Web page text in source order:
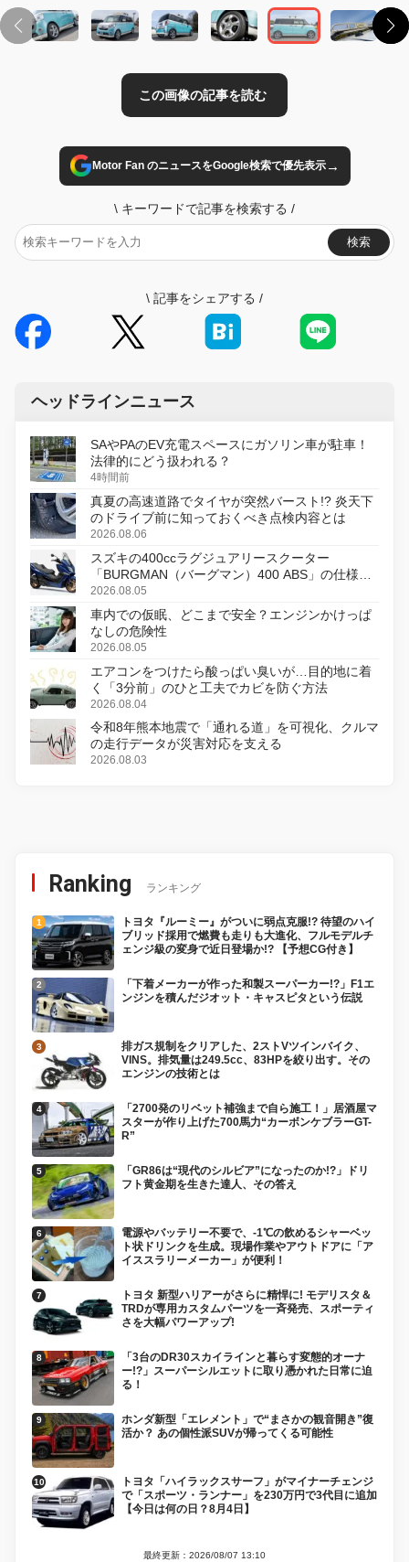
Motor Fan のニュースをGoogle検索で優先表示→
\ キーワードで記事を検索する /
検索
\ 記事をシェアする /
ヘッドラインニュース
SAやPAのEV充電スペースにガソリン車が駐車！
法律的にどう扱われる？
4時間前
真夏の高速道路でタイヤが突然バースト!? 炎天下
のドライブ前に知っておくべき点検内容とは
2026.08.06
スズキの400ccラグジュアリースクーター
「BURGMAN（バーグマン）400 ABS」の仕様を
変更し、8月18日に発売
2026.08.05
車内での仮眠、どこまで安全？エンジンかけっぱ
なしの危険性
2026.08.05
エアコンをつけたら酸っぱい臭いが…目的地に着
く「3分前」のひと工夫でカビを防ぐ方法
2026.08.04
令和8年熊本地震で「通れる道」を可視化、クルマ
の走行データが災害対応を支える
2026.08.03
Ranking ランキング
トヨタ『ルーミー』がついに弱点克服!? 待望のハイ
ブリッド採用で燃費も走りも大進化、フルモデルチ
ェンジ級の変身で近日登場か!? 【予想CG付き】
「下着メーカーが作った和製スーパーカー!?」F1エ
ンジンを積んだジオット・キャスピタという伝説
排ガス規制をクリアした、2ストVツインバイク、
VINS。排気量は249.5cc、83HPを絞り出す。その
エンジンの技術とは
「2700発のリベット補強まで自ら施工！」居酒屋マ
スターが作り上げた700馬力“カーボンケブラーGT-
R”
「GR86は“現代のシルビア”になったのか!?」ドリ
フト黄金期を生きた達人、その答え
電源やバッテリー不要で、-1℃の飲めるシャーベッ
ト状ドリンクを生成。現場作業やアウトドアに「ア
イススラリーメーカー」が便利！
トヨタ 新型ハリアーがさらに精悍に! モデリスタ＆
TRDが専用カスタムパーツを一斉発売、スポーティ
さを大幅パワーアップ!
「3台のDR30スカイラインと暮らす変態的オーナ
ー!?」スーパーシルエットに取り憑かれた日常に迫
る！
ホンダ新型「エレメント」で“まさかの観音開き”復
活か？ あの個性派SUVが帰ってくる可能性
トヨタ「ハイラックスサーフ」がマイナーチェンジ
で「スポーツ・ランナー」を230万円で3代目に追加
【今日は何の日？8月4日】
最終更新：2026/08/07 13:10